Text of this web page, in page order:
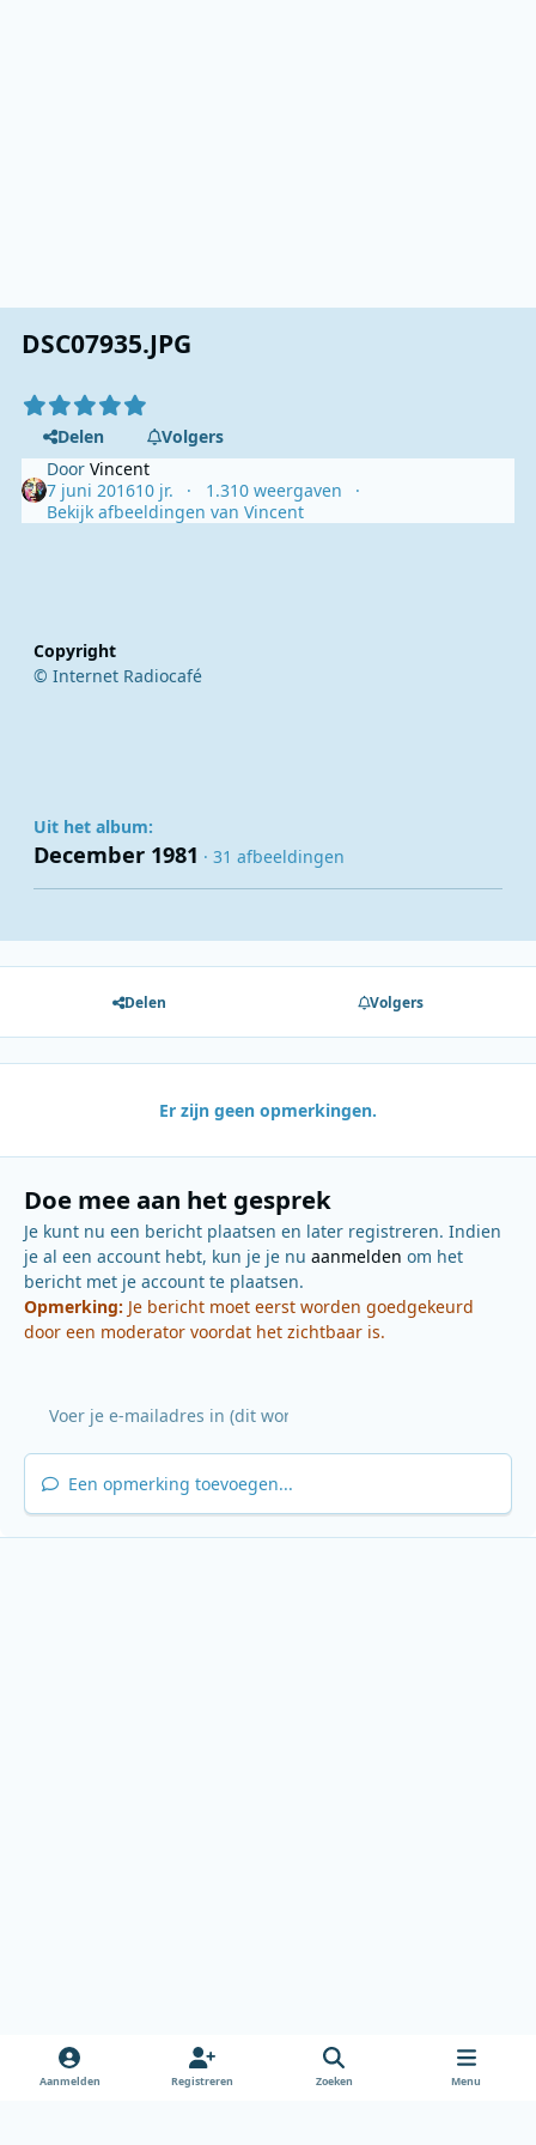
DSC07935.JPG
Delen
Volgers
DoorVincent
7 juni 201610 jr.
1.310 weergaven
Bekijk afbeeldingen van Vincent
Copyright
© Internet Radiocafé
Uit het album:
December 1981 · 31 afbeeldingen
Delen Volgers
Er zijn geen opmerkingen.
Doe mee aan het gesprek
Je kunt nu een bericht plaatsen en later registreren. Indien
je al een account hebt, kun je je nu aanmelden om het
bericht met je account te plaatsen.
Opmerking: Je bericht moet eerst worden goedgekeurd
door een moderator voordat het zichtbaar is.
Een opmerking toevoegen...
Aanmelden Registreren Zoeken Menu